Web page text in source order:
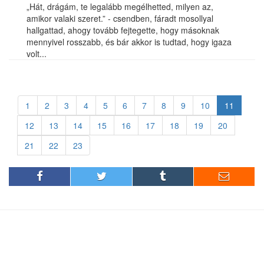
„Hát, drágám, te legalább megélhetted, milyen az,
amikor valaki szeret.” - csendben, fáradt mosollyal
hallgattad, ahogy tovább fejtegette, hogy másoknak
mennyivel rosszabb, és bár akkor is tudtad, hogy igaza
volt...
1 2 3 4 5 6 7 8 9 10
11
12
13 14 15 16 17 18 19
20
21
22 23